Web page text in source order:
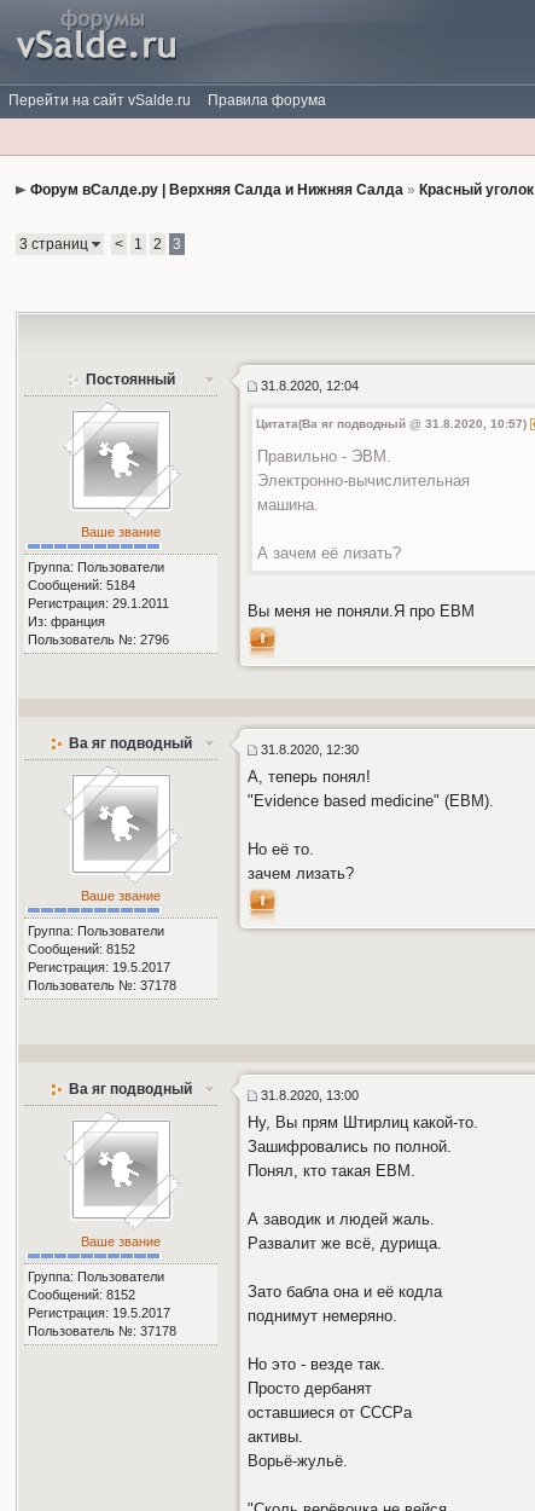
Перейти на сайт vSalde.ru Правила форума
Форум вСалде.ру | Верхняя Салда и Нижняя Салда » Красный уголок
3 страниц < 1 2 3
Постоянный
Ваше звание
Группа: Пользователи
Сообщений: 5184
Регистрация: 29.1.2011
Из: франция
Пользователь №: 2796
31.8.2020, 12:04
Цитата(Ва яг подводный @ 31.8.2020, 10:57)
Правильно - ЭВМ.
Электронно-вычислительная
машина.
А зачем её лизать?
Вы меня не поняли.Я про ЕВМ
Ва яг подводный
Ваше звание
Группа: Пользователи
Сообщений: 8152
Регистрация: 19.5.2017
Пользователь №: 37178
31.8.2020, 12:30
А, теперь понял!
"Evidence based medicine" (ЕВМ).
Но её то.
зачем лизать?
Ва яг подводный
Ваше звание
Группа: Пользователи
Сообщений: 8152
Регистрация: 19.5.2017
Пользователь №: 37178
31.8.2020, 13:00
Ну, Вы прям Штирлиц какой-то.
Зашифровались по полной.
Понял, кто такая ЕВМ.
А заводик и людей жаль.
Развалит же всё, дурища.
Зато бабла она и её кодла
поднимут немеряно.
Но это - везде так.
Просто дербанят
оставшиеся от СССРа
активы.
Ворьё-жульё.